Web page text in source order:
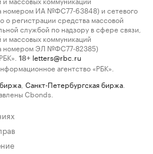
номером ИА №ФС77-63848) и сетевого
о регистрации средства массовой
службой по надзору в сфере связи,
массовых коммуникаций
номером ЭЛ №ФС77-82385)
18+ letters@rbc.ru
агентство «РБК».
Санкт-Петербургская биржа
Cbonds.